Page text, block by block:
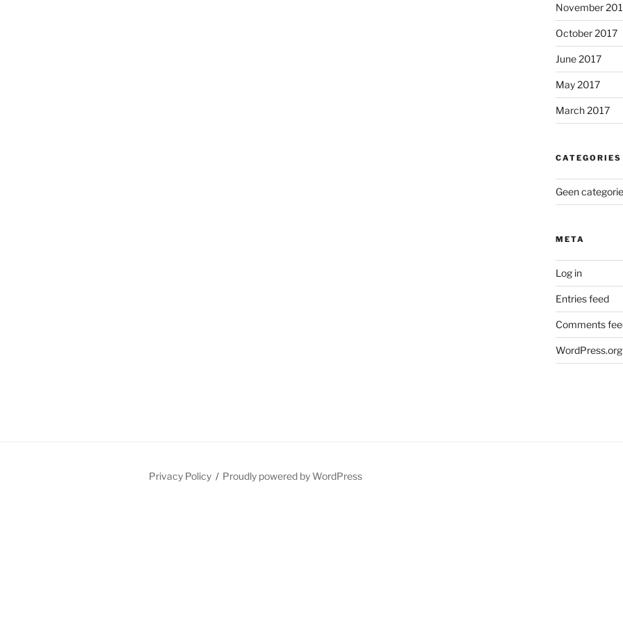
November
October 2017
June 2017
May 2017
March 2017
CATEGORIES
Geen categorie
META
Log in
Entries feed
Comments
WordPress.org
Privacy Policy Proudly powered by WordPress